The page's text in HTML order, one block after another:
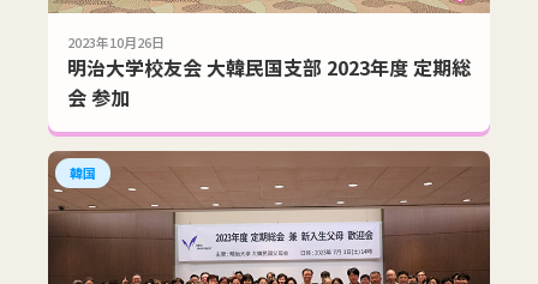
2023年10月26日
明治大学校友会 大韓民国支部 2023年度 定期総
会 参加
韓国